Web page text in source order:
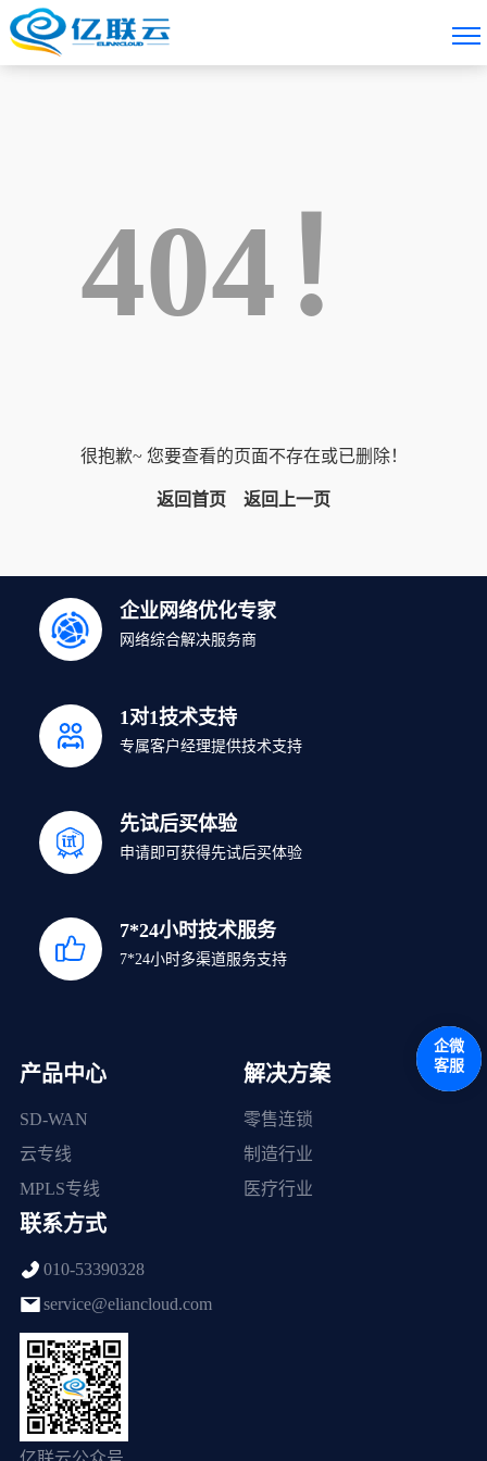
404！
很抱歉~ 您要查看的页面不存在或已删除！
返回首页 返回上一页
企业网络优化专家
网络综合解决服务商
1对1技术支持
专属客户经理提供技术支持
先试后买体验
申请即可获得先试后买体验
7*24小时技术服务
7*24小时多渠道服务支持
产品中心
SD-WAN
云专线
MPLS专线
解决方案
零售连锁
制造行业
医疗行业
联系方式
010-53390328
service@eliancloud.com
企微
客服